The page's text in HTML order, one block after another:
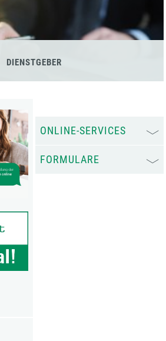
DIENSTGEBER
ONLINE-SERVICES
FORMULARE